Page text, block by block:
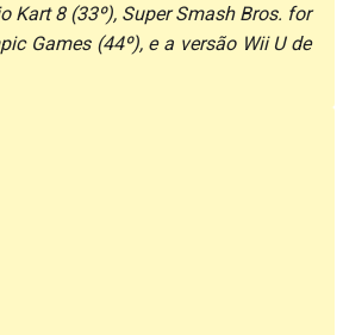
Kart 8 (33º), Super Smash Bros. for
Games (44º), e a versão Wii U de